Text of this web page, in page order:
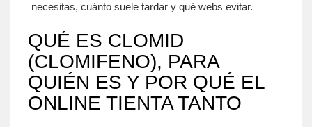
necesitas, cuánto suele tardar y qué webs evitar.
QUÉ ES CLOMID
(CLOMIFENO), PARA
QUIÉN ES Y POR QUÉ EL
ONLINE TIENTA TANTO